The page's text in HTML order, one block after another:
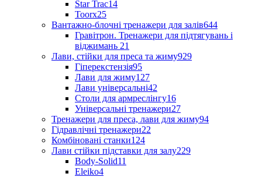
Star Trac14
Toorx25
Вантажно-блочні тренажери для залів644
Гравітрон. Тренажери для підтягувань і
віджимань 21
Лави, стійки для преса та жиму929
Гіперекстензія95
Лави для жиму127
Лави універсальні42
Столи для армреслінгу16
Універсальні тренажери27
Тренажери для преса, лави для жиму94
Гідравлічні тренажери22
Комбіновані станки124
Лави стійки підставки для залу229
Body-Solid11
Eleiko4